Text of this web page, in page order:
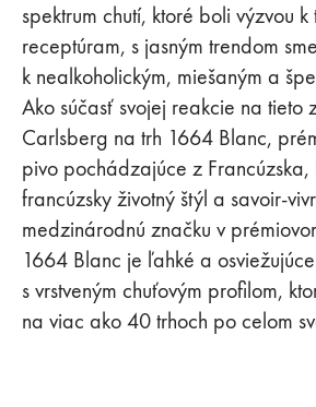
spektrum chutí, ktoré boli výzvou
receptúram, s jasným trendom
k nealkoholickým, miešaným a
Ako súčasť svojej reakcie na tieto
Carlsberg na trh 1664 Blanc,
pivo pochádzajúce z
francúzsky životný štýl a savoir-
medzinárodnú značku v
1664 Blanc je ľahké a
s vrstveným chuťovým profilom,
na viac ako 40 trhoch po celom